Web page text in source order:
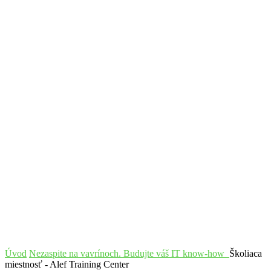
Úvod Nezaspite na vavrínoch. Budujte váš IT know-how Školiaca
miestnosť - Alef Training Center